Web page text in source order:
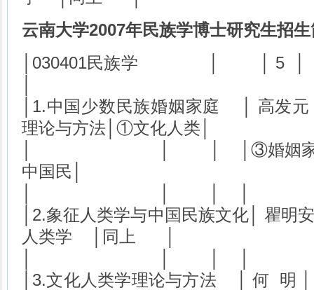
云南大学2007年民族学博士研究生招
│030401民族
│1.中国少数民族婚姻家庭 │ 高发
理论与方法│①文化人类│
│ │ │ │③婚姻家庭与
中国民│
│2.象征人类学与中国民族文化│ 瞿
人类学 │同上 │
│3.文化人类学理论与方法 │ 何